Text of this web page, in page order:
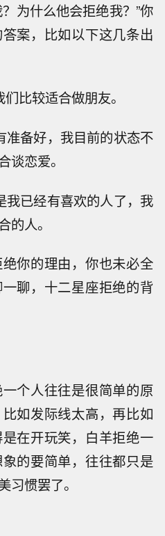
为什么他会拒绝我？”你
案，比如以下这几条出
比较适合做朋友。
准备好，我目前的状态不
谈恋爱。
我已经有喜欢的人了，我
的人。
你的理由，你也未必全
聊，十二星座拒绝的背
个人往往是很简单的原
如发际线太高，再比如
在开玩笑，白羊拒绝一
的要简单，往往都只是
习惯罢了。